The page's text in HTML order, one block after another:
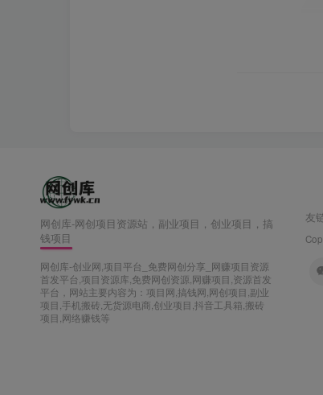
网创库-网创项目资源站，副业项目，创业项目，搞
钱项目
网创库-创业网,项目平台_免费网创分享_网赚项目资源
首发平台,项目资源库,免费网创资源,网赚项目,资源首发
平台，网站主要内容为：项目网,搞钱网,网创项目,副业
项目,手机搬砖,无货源电商,创业项目,抖音工具箱,搬砖
项目,网络赚钱等
友